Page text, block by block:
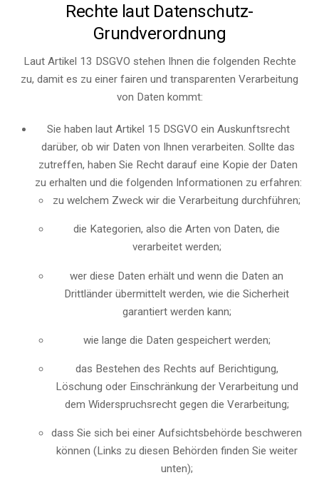
Rechte laut Datenschutz-
Grundverordnung
Laut Artikel 13 DSGVO stehen Ihnen die folgenden Rechte
zu, damit es zu einer fairen und transparenten Verarbeitung
von Daten kommt:
Sie haben laut Artikel 15 DSGVO ein Auskunftsrecht
darüber, ob wir Daten von Ihnen verarbeiten. Sollte das
zutreffen, haben Sie Recht darauf eine Kopie der Daten
zu erhalten und die folgenden Informationen zu erfahren:
zu welchem Zweck wir die Verarbeitung durchführen;
die Kategorien, also die Arten von Daten, die
verarbeitet werden;
wer diese Daten erhält und wenn die Daten an
Drittländer übermittelt werden, wie die Sicherheit
garantiert werden kann;
wie lange die Daten gespeichert werden;
das Bestehen des Rechts auf Berichtigung,
Löschung oder Einschränkung der Verarbeitung und
dem Widerspruchsrecht gegen die Verarbeitung;
dass Sie sich bei einer Aufsichtsbehörde beschweren
können (Links zu diesen Behörden finden Sie weiter
unten);